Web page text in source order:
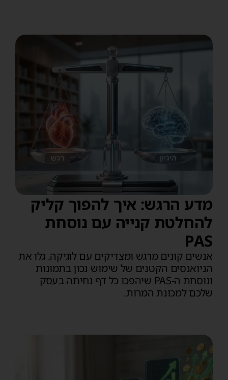
מדע הרגש: איך להפוך קליק
להחלטת קנייה עם נוסחת
PAS
אנשים קונים מרגש ומצדיקים עם לוגיקה. גלו את
הניואנסים הקטנים של שימוש נכון בתמונות
ונוסחת ה-PAS שיהפכו כל דף נחיתה בעסק
שלכם למכונת המרות.